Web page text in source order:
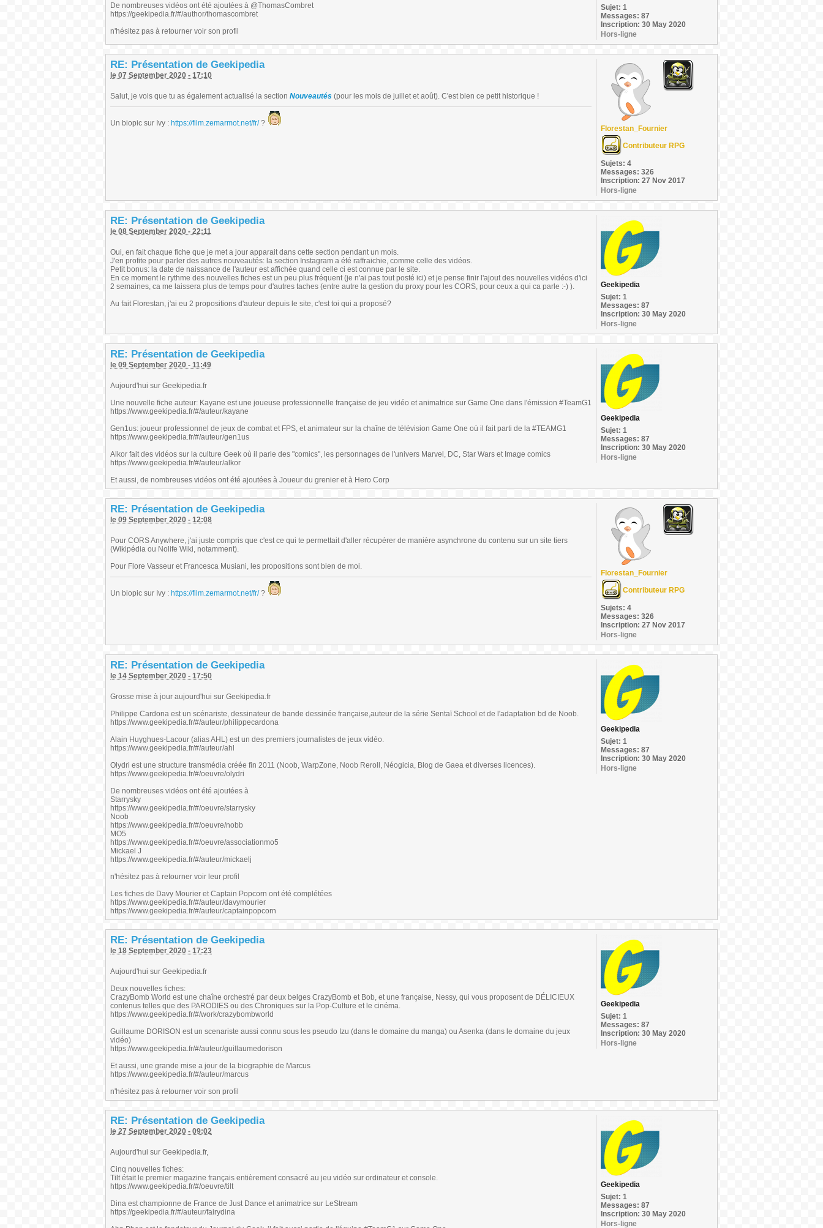
De nombreuses vidéos ont été ajoutées à @ThomasCombret
https://geekipedia.fr/#/author/thomascombret
n'hésitez pas à retourner voir son profil
Sujet: 1
Messages: 87
Inscription: 30 May 2020
Hors-ligne
RE: Présentation de Geekipedia
le 07 September 2020 - 17:10
Salut, je vois que tu as également actualisé la section Nouveautés (pour les mois de juillet et août). C'est bien ce petit historique !
Un biopic sur Ivy : https://film.zemarmot.net/fr/?
Florestan_Fournier
Contributeur RPG
Sujets: 4
Messages: 326
Inscription: 27 Nov 2017
Hors-ligne
RE: Présentation de Geekipedia
le 08 September 2020 - 22:11
Oui, en fait chaque fiche que je met a jour apparait dans cette section pendant un mois.
J'en profite pour parler des autres nouveautés: la section Instagram a été raffraichie, comme celle des vidéos.
Petit bonus: la date de naissance de l'auteur est affichée quand celle ci est connue par le site.
En ce moment le rythme des nouvelles fiches est un peu plus fréquent (je n'ai pas tout posté ici) et je pense finir l'ajout des nouvelles vidéos d'ici
2 semaines, ca me laissera plus de temps pour d'autres taches (entre autre la gestion du proxy pour les CORS, pour ceux a qui ca parle :-) ).
Au fait Florestan, j'ai eu 2 propositions d'auteur depuis le site, c'est toi qui a proposé?
Geekipedia
Sujet: 1
Messages: 87
Inscription: 30 May 2020
Hors-ligne
RE: Présentation de Geekipedia
le 09 September 2020 - 11:49
Aujourd'hui sur Geekipedia.fr
Une nouvelle fiche auteur: Kayane est une joueuse professionnelle française de jeu vidéo et animatrice sur Game One dans l'émission #TeamG1
https://www.geekipedia.fr/#/auteur/kayane
Gen1us: joueur professionnel de jeux de combat et FPS, et animateur sur la chaîne de télévision Game One où il fait parti de la #TEAMG1
https://www.geekipedia.fr/#/auteur/gen1us
Alkor fait des vidéos sur la culture Geek où il parle des "comics", les personnages de l'univers Marvel, DC, Star Wars et Image comics
https://www.geekipedia.fr/#/auteur/alkor
Et aussi, de nombreuses vidéos ont été ajoutées à Joueur du grenier et à Hero Corp
Geekipedia
Sujet: 1
Messages: 87
Inscription: 30 May 2020
Hors-ligne
RE: Présentation de Geekipedia
le 09 September 2020 - 12:08
Pour CORS Anywhere, j'ai juste compris que c'est ce qui te permettait d'aller récupérer de manière asynchrone du contenu sur un site tiers
(Wikipédia ou Nolife Wiki, notamment).
Pour Flore Vasseur et Francesca Musiani, les propositions sont bien de moi.
Un biopic sur Ivy : https://film.zemarmot.net/fr/?
Florestan_Fournier
Contributeur RPG
Sujets: 4
Messages: 326
Inscription: 27 Nov 2017
Hors-ligne
RE: Présentation de Geekipedia
le 14 September 2020 - 17:50
Grosse mise à jour aujourd'hui sur Geekipedia.fr
Philippe Cardona est un scénariste, dessinateur de bande dessinée française,auteur de la série Sentaï School et de l'adaptation bd de Noob.
https://www.geekipedia.fr/#/auteur/philippecardona
Alain Huyghues-Lacour (alias AHL) est un des premiers journalistes de jeux vidéo.
https://www.geekipedia.fr/#/auteur/ahl
Olydri est une structure transmédia créée fin 2011 (Noob, WarpZone, Noob Reroll, Néogicia, Blog de Gaea et diverses licences).
https://www.geekipedia.fr/#/oeuvre/olydri
De nombreuses vidéos ont été ajoutées à
Starrysky
https://www.geekipedia.fr/#/oeuvre/starrysky
Noob
https://www.geekipedia.fr/#/oeuvre/nobb
MO5
https://www.geekipedia.fr/#/oeuvre/associationmo5
Mickael J
https://www.geekipedia.fr/#/auteur/mickaelj
n'hésitez pas à retourner voir leur profil
Les fiches de Davy Mourier et Captain Popcorn ont été complétées
https://www.geekipedia.fr/#/auteur/davymourier
https://www.geekipedia.fr/#/auteur/captainpopcorn
Geekipedia
Sujet: 1
Messages: 87
Inscription: 30 May 2020
Hors-ligne
RE: Présentation de Geekipedia
le 18 September 2020 - 17:23
Aujourd'hui sur Geekipedia.fr
Deux nouvelles fiches:
CrazyBomb World est une chaîne orchestré par deux belges CrazyBomb et Bob, et une française, Nessy, qui vous proposent de DÉLICIEUX
contenus telles que des PARODIES ou des Chroniques sur la Pop-Culture et le cinéma.
https://www.geekipedia.fr/#/work/crazybombworld
Guillaume DORISON est un scenariste aussi connu sous les pseudo Izu (dans le domaine du manga) ou Asenka (dans le domaine du jeux
vidéo)
https://www.geekipedia.fr/#/auteur/guillaumedorison
Et aussi, une grande mise a jour de la biographie de Marcus
https://www.geekipedia.fr/#/auteur/marcus
n'hésitez pas à retourner voir son profil
Geekipedia
Sujet: 1
Messages: 87
Inscription: 30 May 2020
Hors-ligne
RE: Présentation de Geekipedia
le 27 September 2020 - 09:02
Aujourd'hui sur Geekipedia.fr,
Cinq nouvelles fiches:
Tilt était le premier magazine français entièrement consacré au jeu vidéo sur ordinateur et console.
https://www.geekipedia.fr/#/oeuvre/tilt
Dina est championne de France de Just Dance et animatrice sur LeStream
https://geekipedia.fr/#/auteur/fairydina
Geekipedia
Sujet: 1
Messages: 87
Inscription: 30 May 2020
Hors-ligne